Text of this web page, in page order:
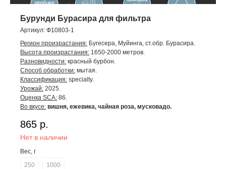
Бурунди Бурасира для фильтра
Артикул: Ф10803-1
Регион произрастания: Бугесера, Муйинга, ст.обр. Бурасира.
Высота произрастания: 1650-2000 метров.
Разновидности: красный бурбон.
Способ обработки: мытая.
Классификация: specialty.
Урожай: 2025.
Оценка SCA: 86.
Во вкусе: вишня, ежевика, чайная роза, мусковадо.
865 р.
Нет в наличии
Вес, г
250
1000